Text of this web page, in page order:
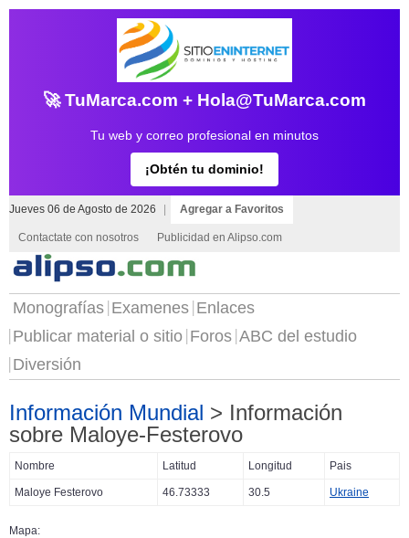
🚀 TuMarca.com + Hola@TuMarca.com
Tu web y correo profesional en minutos
¡Obtén tu dominio!
Jueves 06 de Agosto de 2026 Agregar a Favoritos
Contactate con nosotros Publicidad en Alipso.com
Monografías Examenes Enlaces
Publicar material o sitio Foros ABC del estudio
Diversión
Información Mundial > Información
sobre Maloye-Festerovo
Nombre Latitud Longitud Pais
Maloye Festerovo 46.73333 30.5 Ukraine
Mapa: